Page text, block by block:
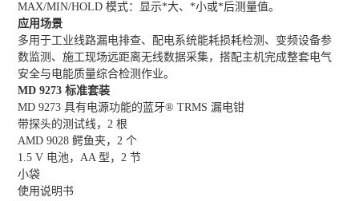
MAX/MIN/HOLD 模式：显示*大、*小或*后测量值。
应用场景
多用于工业线路漏电排查、配电系统能耗损耗检测、变频设备参
数监测、施工现场远距离无线数据采集，搭配主机完成整套电气
安全与电能质量综合检测作业。
MD 9273 标准套装
MD 9273 具有电源功能的蓝牙® TRMS 漏电钳
带探头的测试线，2 根
AMD 9028 鳄鱼夹，2 个
1.5 V 电池，AA 型，2 节
小袋
使用说明书